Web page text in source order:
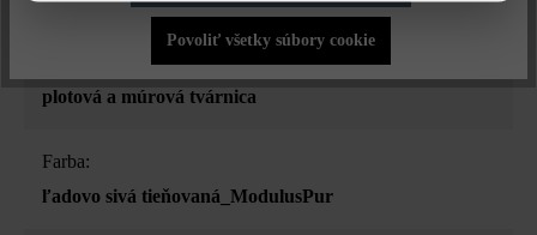
Druh produktu:
plotová a múrová tvárnica
Farba:
ľadovo sivá tieňovaná_ModulusPur
Povoliť všetky súbory cookie